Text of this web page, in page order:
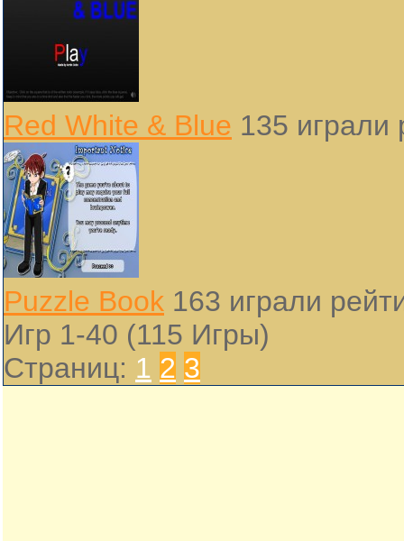
Red White & Blue 135 играли
Puzzle Book 163 играли
Игр 1-40 (115 Игры)
Страниц: 1 2 3